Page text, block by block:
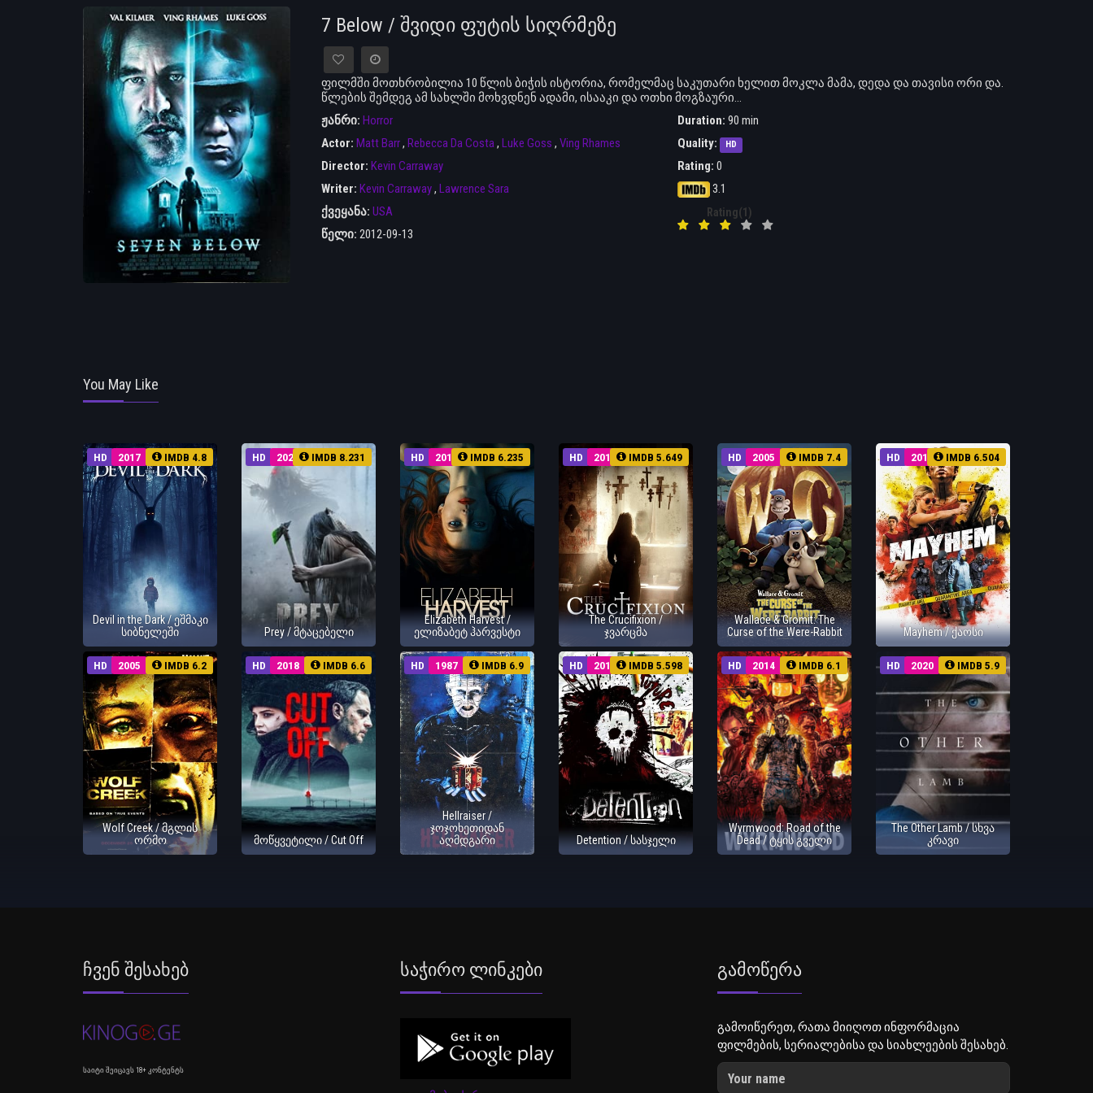
7 Below / შვიდი ფუტის სიღრმეზე
ფილმში მოთხრობილია 10 წლის ბიჭის ისტორია, რომელმაც საკუთარი ხელით მოკლა მამა, დედა და თავისი ორი და.
წლების შემდეგ ამ სახლში მოხვდნენ ადამი, ისააკი და ოთხი მოგზაური...
ჟანრი: Horror
Actor: Matt Barr, Rebecca Da Costa, Luke Goss , Ving Rhames
Director: Kevin Carraway
Writer: Kevin Carraway, Lawrence Sara
ქვეყანა: USA
წელი: 2012-09-13
Duration: 90 min
Quality:
HD
Rating: 0
3.1
Rating(1)
You May Like
HD 2017 IMDB 4.8
Devil in the Dark / ეშმაკი
სიბნელეში
HD 2022 IMDB 8.231
Prey / მტაცებელი
HD 2018 IMDB 6.235
Elizabeth Harvest /
ელიზაბეტ ჰარვესტი
HD 2017 IMDB 5.649
The Crucifixion /
ჯვარცმა
HD 2005 IMDB 7.4
Wallace & Gromit: The
Curse of the Were-Rabbit
HD 2017 IMDB 6.504
Mayhem / ქაოსი
HD 2005 IMDB 6.2
Wolf Creek / მგლის
ორმო
HD 2018 IMDB 6.6
მოწყვეტილი / Cut Off
HD 1987 IMDB 6.9
Hellraiser /
ჯოჯოხეთიდან
აღმდგარი
HD 2011 IMDB 5.598
Detention / სასჯელი
HD 2014 IMDB 6.1
Wyrmwood: Road of the
Dead / ტყის გველი
HD 2020 IMDB 5.9
The Other Lamb / სხვა
კრავი
Ჩვენ Შესახებ
საიტი შეიცავს 18+ კონტენტს
Საჭირო Ლინკები Გამოწერა
გამოიწერეთ, რათა მიიღოთ ინფორმაცია
ფილმების, სერიალებისა და სიახლეების შესახებ.